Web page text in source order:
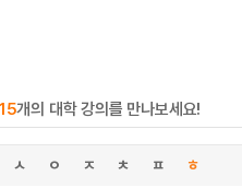
개의 대학 강의를 만나보세요!
ㅅ ㅇ ㅈ ㅊ ㅍ ㅎ